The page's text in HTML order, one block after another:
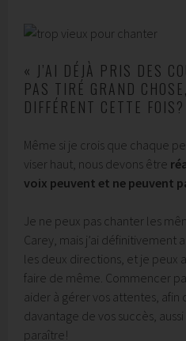
« J’AI DÉJÀ PRIS DES
PAS TIRÉ GRAND
DIFFÉRENT CETTE FOIS?
Même si je crois que chaque
viser haut, nous devons être
voix peuvent et ne peuvent
Je ne peux pas chanter les
Carey, mais j’ai définitivement
les deux directions, et je peux
faire de même. Commencer
aider à gérer vos attentes, afin
davantage de vos succès,
paraître!